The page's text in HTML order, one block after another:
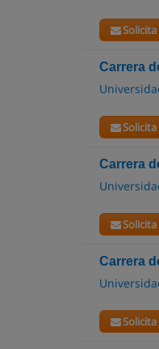
Carrera
Carrera
Carrera